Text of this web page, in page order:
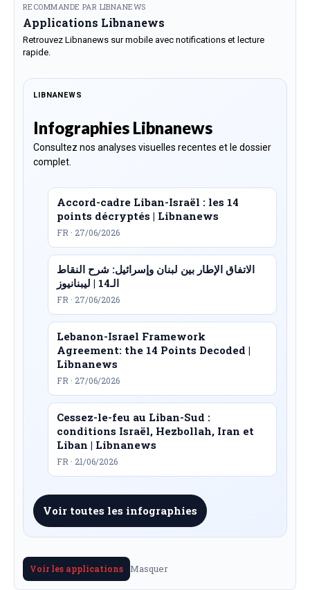
RECOMMANDE PAR LIBNANEWS
Applications Libnanews
Retrouvez Libnanews sur mobile avec notifications et lecture
rapide.
LIBNANEWS
Infographies Libnanews
Consultez nos analyses visuelles recentes et le dossier
complet.
Accord-cadre Liban-Israël : les 14
points décryptés | Libnanews
FR · 27/06/2026
الاتفاق الإطار بين لبنان وإسرائيل: شرح النقاط
الـ14 | ليبنانيوز
FR · 27/06/2026
Lebanon-Israel Framework
Agreement: the 14 Points Decoded |
Libnanews
FR · 27/06/2026
Cessez-le-feu au Liban-Sud :
conditions Israël, Hezbollah, Iran et
Liban | Libnanews
FR · 21/06/2026
Voir toutes les infographies
Voir les applications Masquer